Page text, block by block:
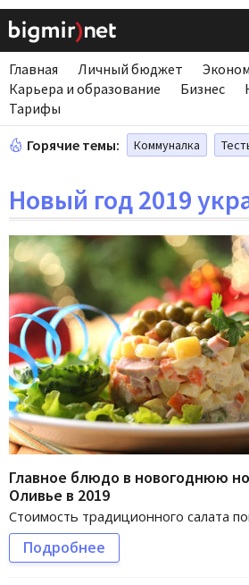
Главная Личный бюджет
Карьера и образование
Бизнес
Тарифы
Горячие темы: Коммуналка
Новый год 2019
Главное блюдо в новогоднюю
Оливье в 2019
Стоимость традиционного салата
Подробнее